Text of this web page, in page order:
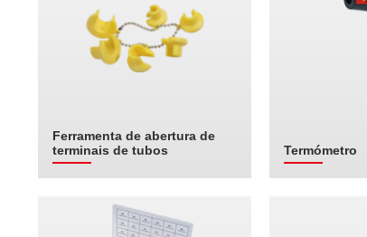
Ferramenta de abertura de
terminais de tubos
Termómetro